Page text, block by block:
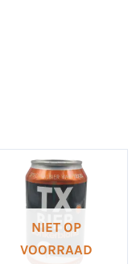
NIET OP
VOORRAAD